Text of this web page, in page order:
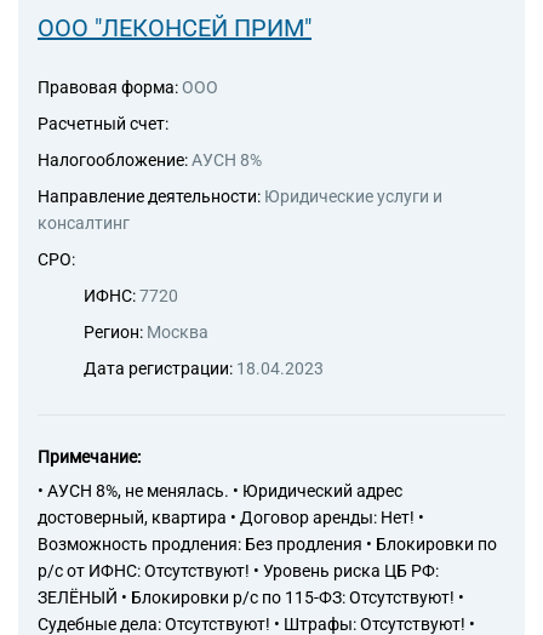
ООО "ЛЕКОНСЕЙ ПРИМ"
Правовая форма: ООО
Расчетный счет:
Налогообложение:АУСН 8%
Направление деятельности: Юридические услуги и
консалтинг
СРО:
ИФНС:7720
Регион: Москва
Дата регистрации: 18.04.2023
Примечание:
• АУСН 8%, не менялась. • Юридический адрес
достоверный, квартира • Договор аренды: Нет! •
Возможность продления: Без продления • Блокировки по
р/с от ИФНС: Отсутствуют! • Уровень риска ЦБ РФ:
ЗЕЛЁНЫЙ • Блокировки р/с по 115-ФЗ: Отсутствуют! •
Судебные дела: Отсутствуют! • Штрафы: Отсутствуют! •